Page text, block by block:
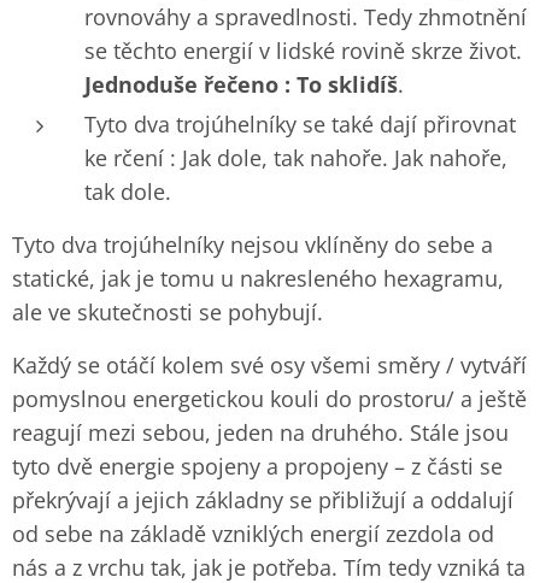
rovnováhy a spravedlnosti. Tedy zhmotnění
se těchto energií v lidské rovině skrze život.
Jednoduše řečeno : To sklidíš.
Tyto dva trojúhelníky se také dají přirovnat
ke rčení : Jak dole, tak nahoře. Jak nahoře,
tak dole.
Tyto dva trojúhelníky nejsou vklíněny do sebe a
statické, jak je tomu u nakresleného hexagramu,
ale ve skutečnosti se pohybují.
Každý se otáčí kolem své osy všemi směry / vytváří
pomyslnou energetickou kouli do prostoru/ a ještě
reagují mezi sebou, jeden na druhého. Stále jsou
tyto dvě energie spojeny a propojeny – z části se
překrývají a jejich základny se přibližují a oddalují
od sebe na základě vzniklých energií zezdola od
nás a z vrchu tak, jak je potřeba. Tím tedy vzniká ta